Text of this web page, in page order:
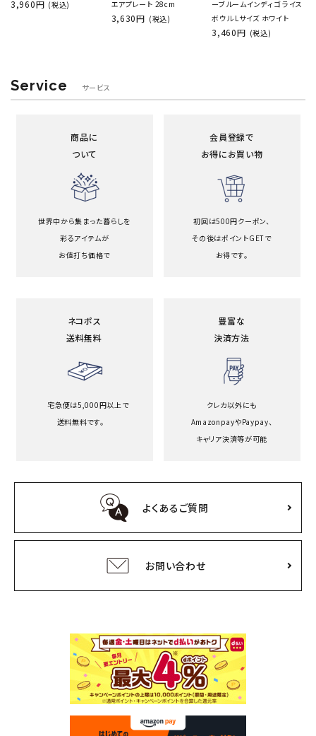
3,960円 (税込)
エアプレート 28cm
3,630円 (税込)
ーブルームインディゴ ライス
ボウル Lサイズ ホワイト
3,460円 (税込)
Service サービス
商品に
ついて
世界中から集まった暮らしを
彩るアイテムが
お値打ち価格で
会員登録で
お得にお買い物
初回は500円クーポン、
その後はポイントGETで
お得です。
ネコポス
送料無料
宅急便は5,000円以上で
送料無料です。
豊富な
決済方法
クレカ以外にも
AmazonpayやPaypay、
キャリア決済等が可能
よくあるご質問
お問い合わせ